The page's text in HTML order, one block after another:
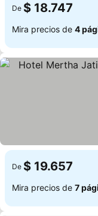
De $ 18.747
Mira precios de 4
De $ 19.657
Mira precios de 7